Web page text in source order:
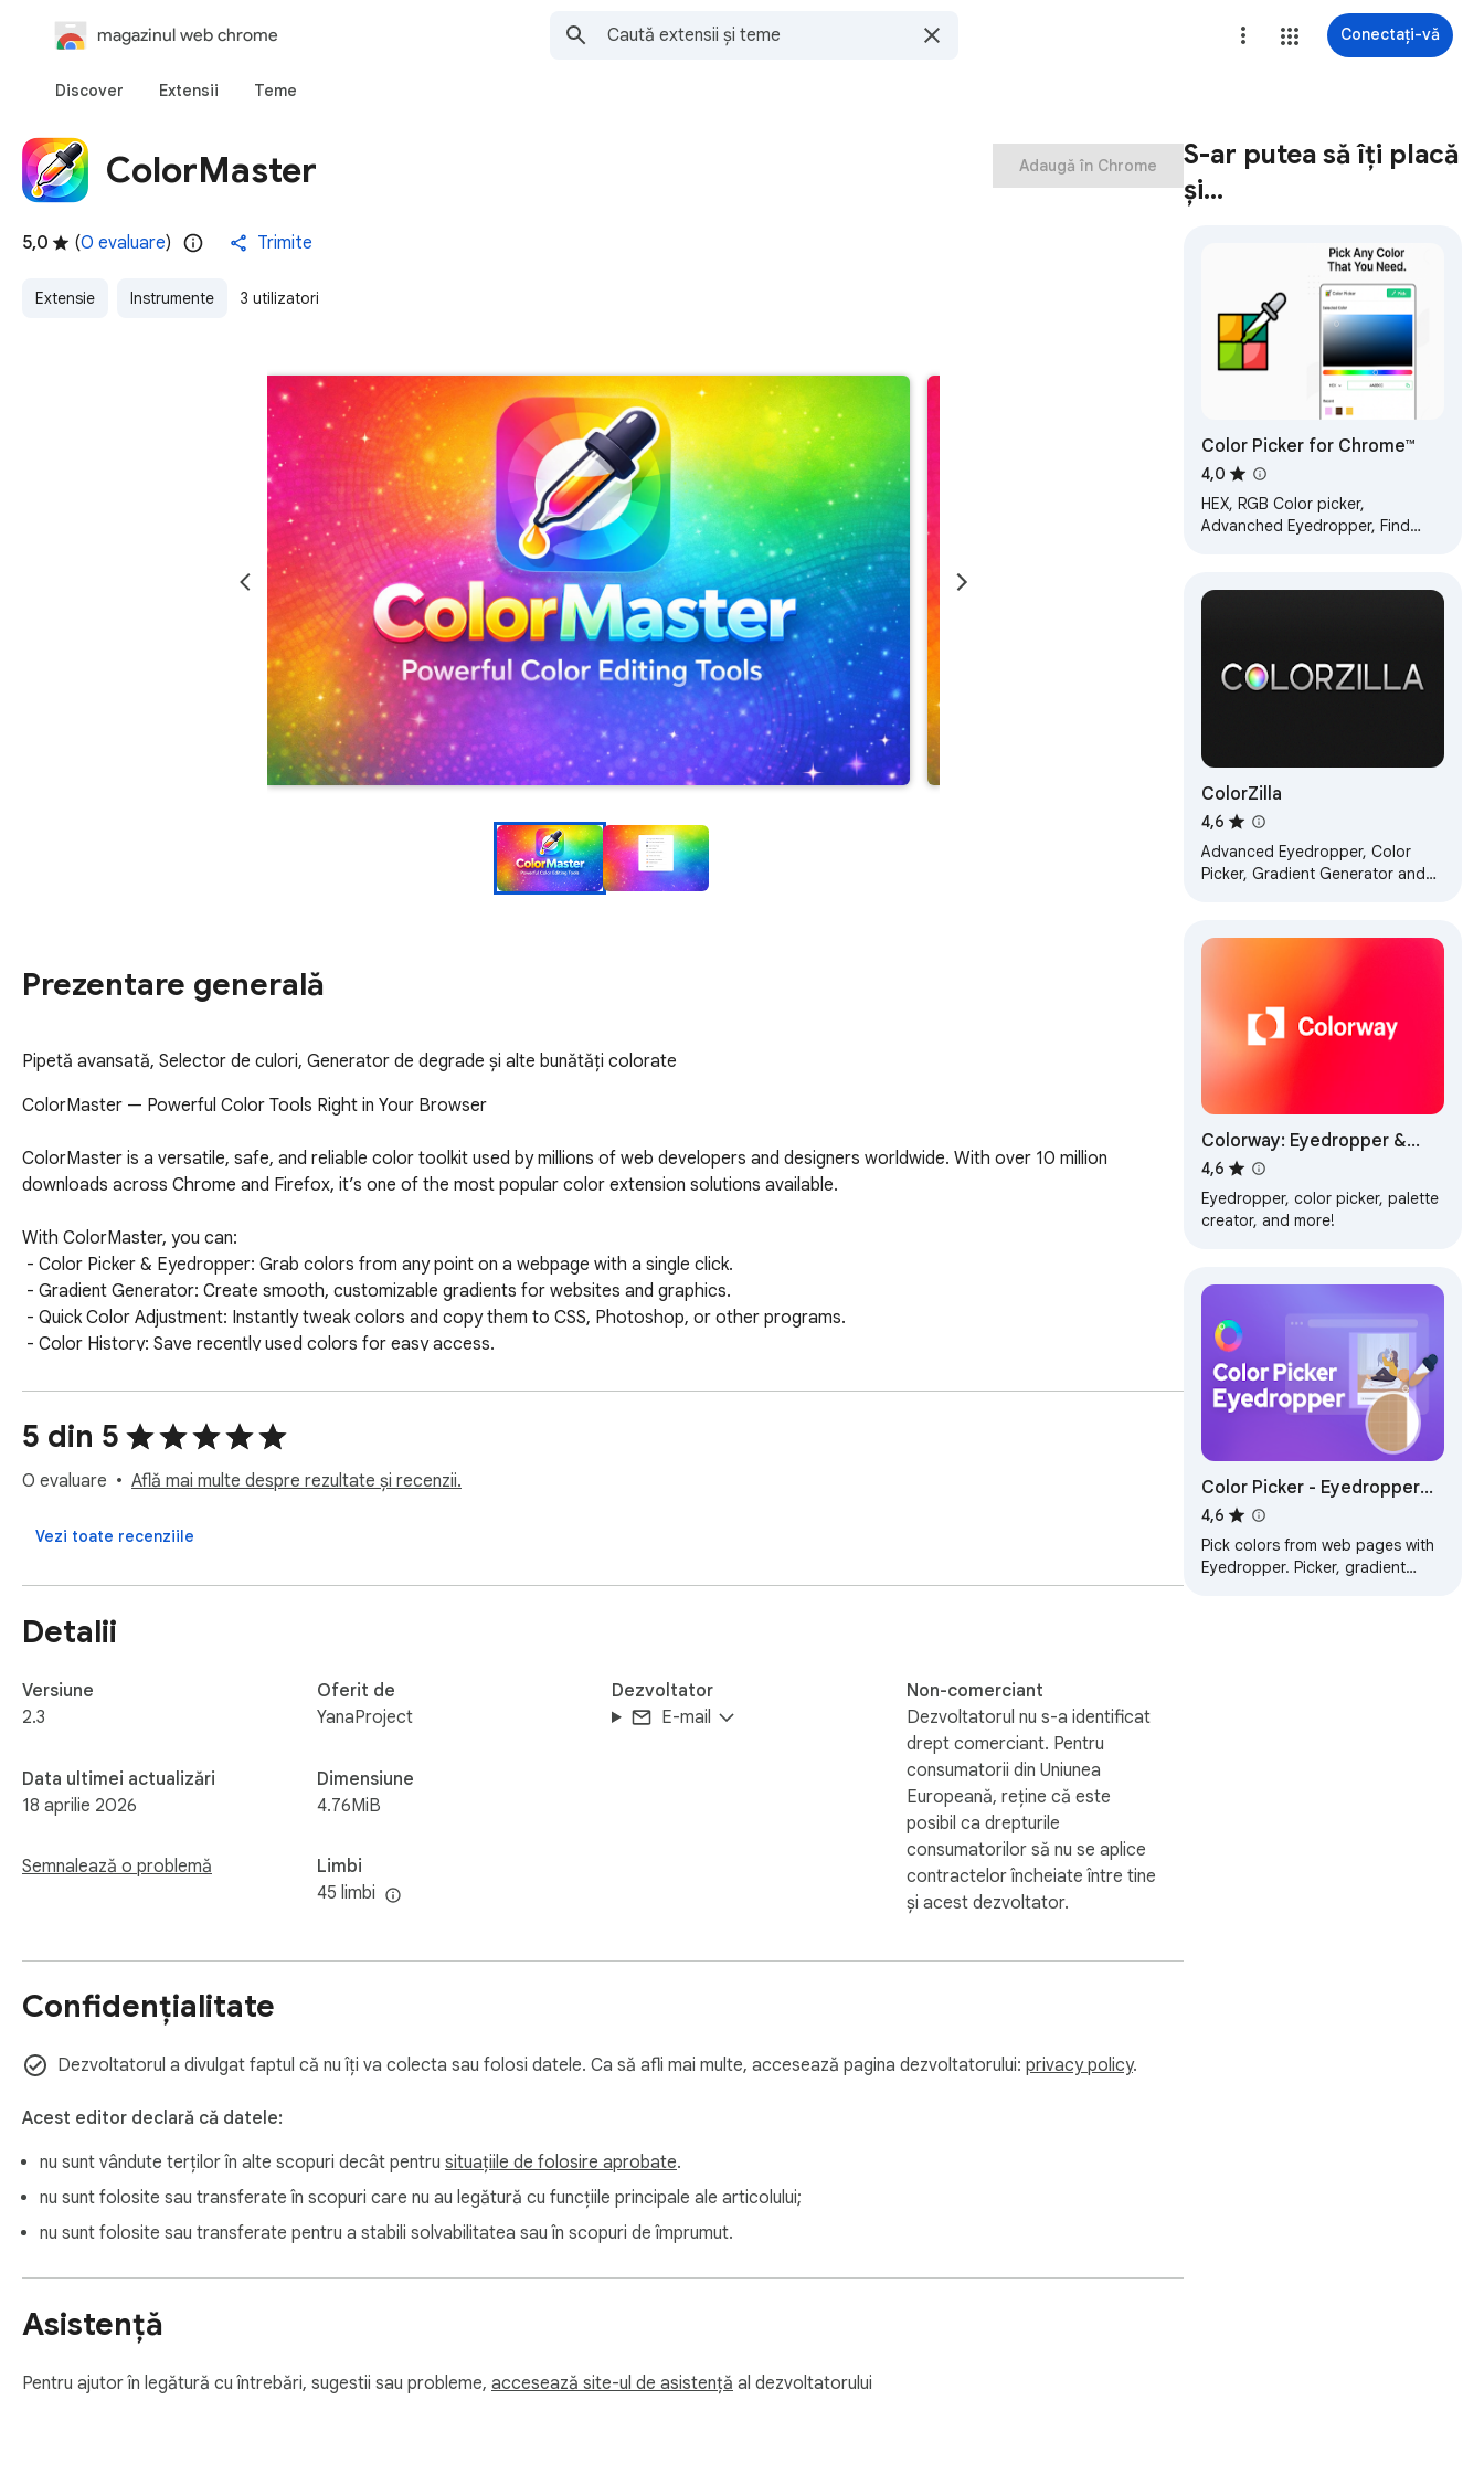
magazinul web chrome Conectați-vă
Discover Extensii Teme
ColorMaster
5,0 (O evaluare) Trimite
Extensie Instrumente 3 utilizatori
Adaugă în Chrome
Prezentare generală
Pipetă avansată, Selector de culori, Generator de degrade și alte bunătăți colorate
ColorMaster — Powerful Color Tools Right in Your Browser
ColorMaster is a versatile, safe, and reliable color toolkit used by millions of web developers and designers worldwide. With over 10 million
downloads across Chrome and Firefox, it’s one of the most popular color extension solutions available.
With ColorMaster, you can:
ColorMaster is an essential tool for web development, UI design, and any project where color matters—right in your browser.
5 din 5
O evaluare Află mai multe despre rezultate și recenzii.
Vezi toate recenziile
Detalii
Versiune
2.3
Data ultimei actualizări
18 aprilie 2026
Semnalează o problemă
Oferit de
YanaProject
Dimensiune
4.76MiB
Limbi
45 limbi
Dezvoltator
E-mail
Non-comerciant
Dezvoltatorul nu s-a identificat
drept comerciant. Pentru
consumatorii din Uniunea
Europeană, reține că este
posibil ca drepturile
consumatorilor să nu se aplice
contractelor încheiate între tine
și acest dezvoltator.
Confidențialitate
Dezvoltatorul a divulgat faptul că nu îți va colecta sau folosi datele. Ca să afli mai multe, accesează pagina dezvoltatorului: privacy policy.
Acest editor declară că datele:
nu sunt vândute terților în alte scopuri decât pentru situațiile de folosire aprobate.
nu sunt folosite sau transferate în scopuri care nu au legătură cu funcțiile principale ale articolului;
nu sunt folosite sau transferate pentru a stabili solvabilitatea sau în scopuri de împrumut.
Asistență
Pentru ajutor în legătură cu întrebări, sugestii sau probleme, accesează site-ul de asistență al dezvoltatorului
S-ar putea să îți placă
și…
Color Picker for Chrome™
4,0
HEX, RGB Color picker,
Advanched Eyedropper, Find
ColorZilla
4,6
Advanced Eyedropper, Color
Picker, Gradient Generator and
Colorway: Eyedropper &
Color Picker Tool
4,6
Eyedropper, color picker, palette
creator, and more!
Color Picker - Eyedropper
Tool
4,6
Pick colors from web pages with
Eyedropper. Picker, gradient